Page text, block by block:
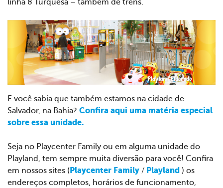
linha 8 Turquesa – também de trens.
E você sabia que também estamos na cidade de
Salvador, na Bahia? Confira aqui uma matéria especial
sobre essa unidade.
Seja no Playcenter Family ou em alguma unidade do
Playland, tem sempre muita diversão para você! Confira
em nossos sites (Playcenter Family / Playland ) os
endereços completos, horários de funcionamento,